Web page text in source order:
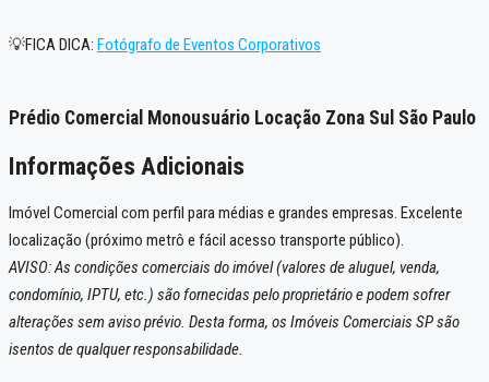
💡FICA DICA: Fotógrafo de Eventos Corporativos
Prédio Comercial Monousuário Locação Zona Sul São Paulo
Informações Adicionais
Imóvel Comercial com perfil para médias e grandes empresas. Excelente
localização (próximo metrô e fácil acesso transporte público).
AVISO: As condições comerciais do imóvel (valores de aluguel, venda,
condomínio, IPTU, etc.) são fornecidas pelo proprietário e podem sofrer
alterações sem aviso prévio. Desta forma, os Imóveis Comerciais SP são
isentos de qualquer responsabilidade.